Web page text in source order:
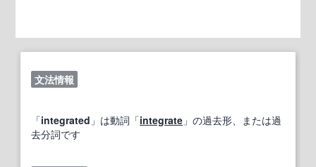
文法情報
「integrated 」は動詞「integrate 」の過去形、または過
去分詞です